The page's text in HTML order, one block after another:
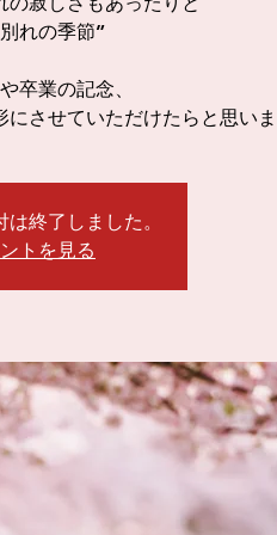
れの季節”
卒業の記念、
させていただけたらと思い
終了しました。
トを見る